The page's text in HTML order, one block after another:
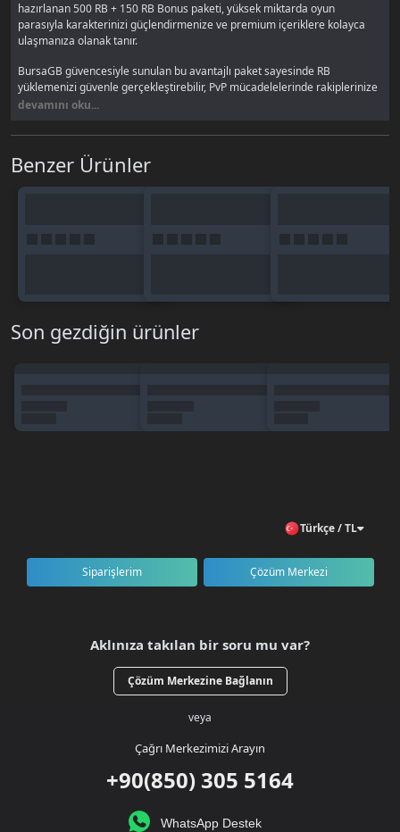
hazırlanan 500 RB + 150 RB Bonus paketi, yüksek miktarda oyun
parasıyla karakterinizi güçlendirmenize ve premium içeriklere kolayca
ulaşmanıza olanak tanır.
BursaGB güvencesiyle sunulan bu avantajlı paket sayesinde RB
yüklemenizi güvenle gerçekleştirebilir, PvP mücadelelerinde rakiplerinize
karşı büyük bir üstünlük sağlayabilirsiniz.
RB ile Neler Yapabilirsiniz?
Oyun içi market alışverişleri
Ekipman ve item satın alma
Karakter geliştirme işlemleri
Neden Alınmalı?
⚡ Hızlı teslimat
Ürünü sepete ekleyerek ödeme işlemini tamamlayın.
RB’niz kısa süre içinde hesabınıza teslim edilir.
devamını oku...
Benzer Ürünler
Son gezdiğin ürünler
Türkçe / TL
Siparişlerim Çözüm Merkezi
Aklınıza takılan bir soru mu var?
Çözüm Merkezine Bağlanın
veya
Çağrı Merkezimizi Arayın
+90(850) 305 5164
WhatsApp Destek